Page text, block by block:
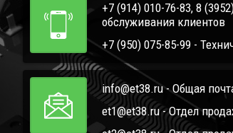
+7 (914) 010-76-83, 8
обслуживания клиентов
+7 (950) 075-85-99 -
info@et38.ru - Общая
et1@et38.ru - Отдел